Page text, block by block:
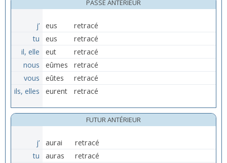
PASSÉ ANTÉRIEUR
j’ eus
retracé
tu
eus
retracé
il, elle
eut
retracé
nous
eûmes
retracé
vous
eûtes
retracé
ils, elles
eurent retracé
FUTUR ANTÉRIEUR
j’ aurai
retracé
tu
auras
retracé